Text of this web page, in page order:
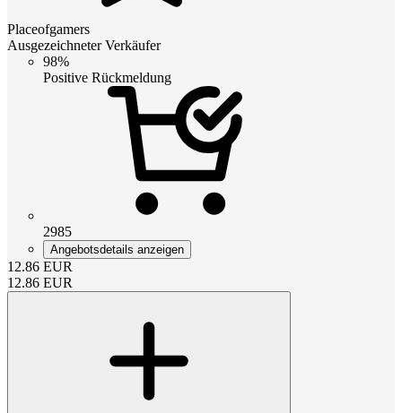
Placeofgamers
Ausgezeichneter Verkäufer
98%
Positive Rückmeldung
2985
Angebotsdetails anzeigen
12.86 EUR
12.86 EUR